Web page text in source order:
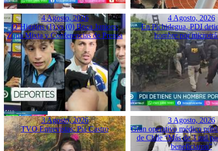
4 Agosto, 2026
O’Higgins (1) vs (0) Boca Juniors:
Zona Mixta y Conferencias de Prensa
4 Agosto, 2026
En Pichidegua, PDI
hombre por
3 Agosto, 2026
TVO Entrevistas: Pía Castro
3 Agosto, 2026
Gran operativo médico
de Chile “Más de 3 mil
beneficiaron”